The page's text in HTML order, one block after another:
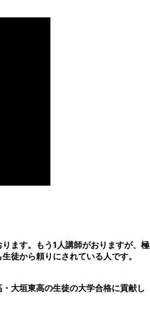
ます。もう1人講師がおりますが、極
徒から頼りにされている人です。
大垣東高の生徒の大学合格に貢献し